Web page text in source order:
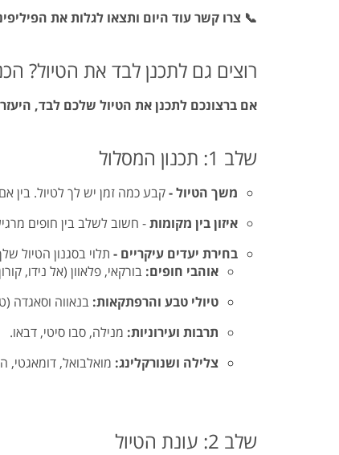
📞 צרו קשר עוד היום ותצאו לגלות את
רוצים גם לתכנן לבד את הטיול?
אם ברצונכם לתכנן את הטיול שלכם לבד,
שלב 1: תכנון המסלול
משך הטיול -קבע כמה זמן יש לך לטיול. בין
איזון בין מקומות- חשוב לשלב בין חופים
בחירת יעדים עיקריים - תלוי בסגנון הטיול
אוהבי חופים: בורקאי, פלאוון (אל נידו,
טיולי טבע והרפתקאות: בנאווה וסאגדה
תרבות ועירוניות: מנילה, סבו סיטי, דבאו.
צלילה ושנורקלינג: מואלבואל, דומאגטי,
שלב 2: עונת הטיול